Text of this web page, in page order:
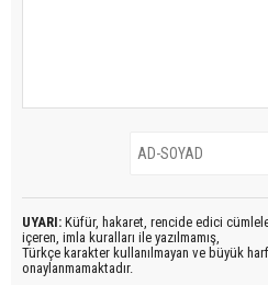
UYARI: Küfür, hakaret, rencide edici
içeren, imla kuralları ile yazılmamış,
Türkçe karakter kullanılmayan ve büyük
onaylanmamaktadır.